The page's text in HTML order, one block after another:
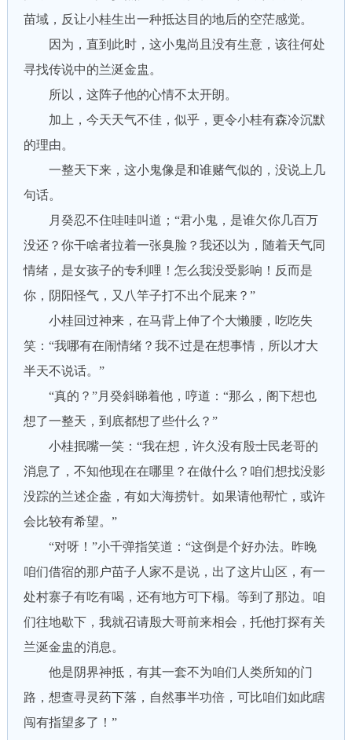
苗域，反让小桂生出一种抵达目的地后的空茫感觉。
因为，直到此时，这小鬼尚且没有生意，该往何处
寻找传说中的兰涎金盅。
所以，这阵子他的心情不太开朗。
加上，今天天气不佳，似乎，更令小桂有森冷沉默
的理由。
一整天下来，这小鬼像是和谁赌气似的，没说上几
句话。
月癸忍不住哇哇叫道；“君小鬼，是谁欠你几百万
没还？你干啥者拉着一张臭脸？我还以为，随着天气同
情绪，是女孩子的专利哩！怎么我没受影响！反而是
你，阴阳怪气，又八竿子打不出个屁来？”
小桂回过神来，在马背上伸了个大懒腰，吃吃失
笑：“我哪有在闹情绪？我不过是在想事情，所以才大
半天不说话。”
“真的？”月癸斜睇着他，哼道：“那么，阁下想也
想了一整天，到底都想了些什么？”
小桂抿嘴一笑：“我在想，许久没有殷士民老哥的
消息了，不知他现在在哪里？在做什么？咱们想找没影
没踪的兰述企盎，有如大海捞针。如果请他帮忙，或许
会比较有希望。”
“对呀！”小千弹指笑道：“这倒是个好办法。昨晚
咱们借宿的那户苗子人家不是说，出了这片山区，有一
处村寨子有吃有喝，还有地方可下榻。等到了那边。咱
们往地歇下，我就召请殷大哥前来相会，托他打探有关
兰涎金盅的消息。
他是阴界神抵，有其一套不为咱们人类所知的门
路，想查寻灵药下落，自然事半功倍，可比咱们如此瞎
闯有指望多了！”